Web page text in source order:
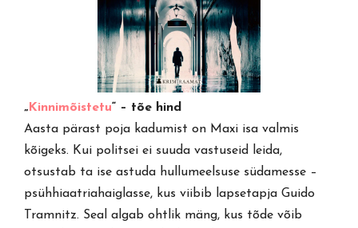
„ Kinnimõistetu“ – tõe hind
Aasta pärast poja kadumist on Maxi isa valmis
kõigeks. Kui politsei ei suuda vastuseid leida,
otsustab ta ise astuda hullumeelsuse südamesse –
psühhiaatriahaiglasse, kus viibib lapsetapja Guido
Tramnitz. Seal algab ohtlik mäng, kus tõde võib